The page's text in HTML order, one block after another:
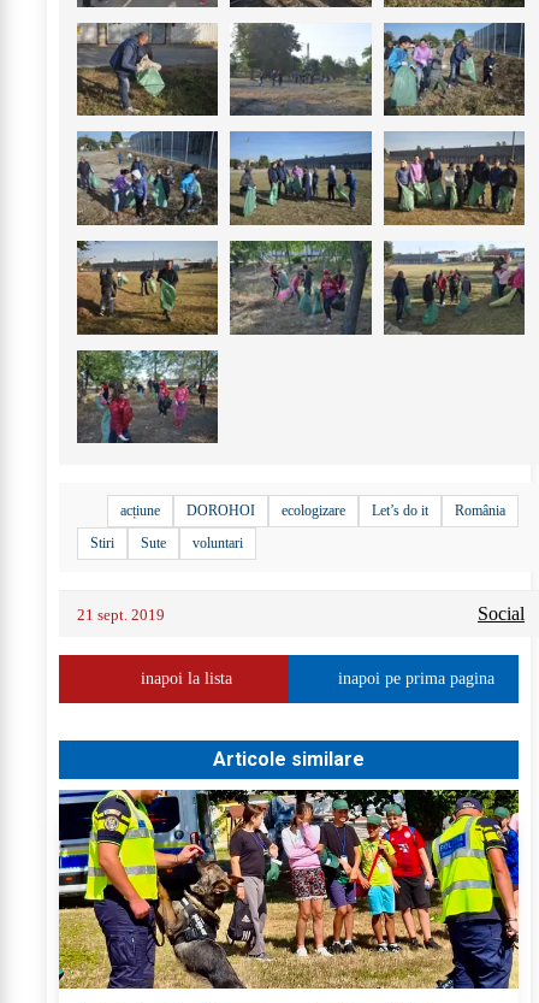
acțiune DOROHOI ecologizare Let’s do it
România
Stiri
Sute voluntari
21 sept. 2019 Social
inapoi la lista inapoi pe prima pagina
Articole similare